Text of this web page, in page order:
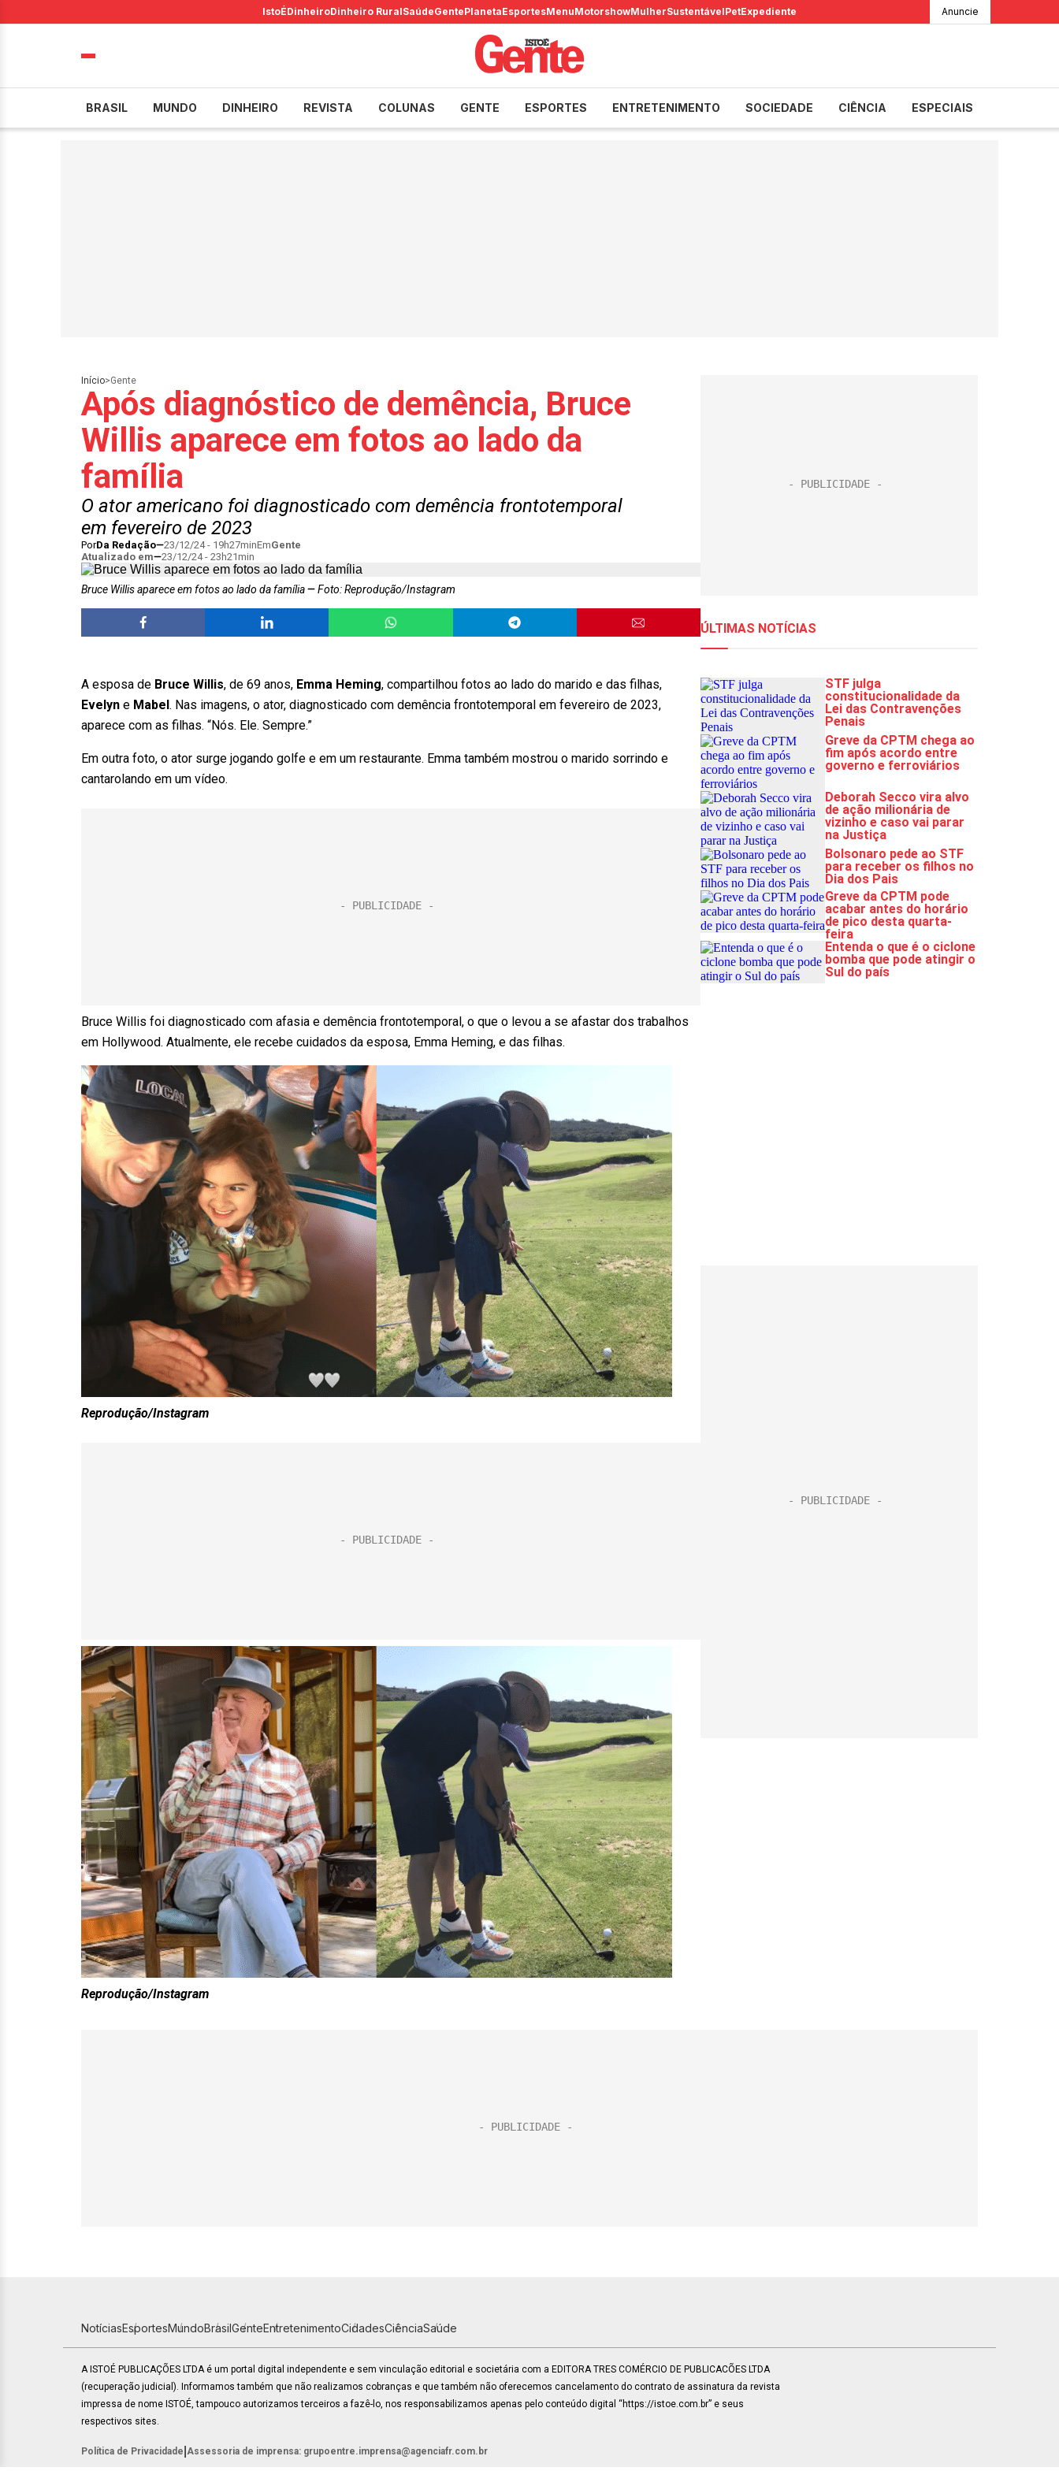
IstoÉDinheiroDinheiro RuralSaúdeGentePlanetaEsportesMenuMotorshowMulherSustentávelPetExpediente Anuncie
BRASIL MUNDO DINHEIRO REVISTA COLUNAS GENTE ESPORTES ENTRETENIMENTO SOCIEDADE CIÊNCIA ESPECIAIS
Início>Gente
Após diagnóstico de demência, Bruce
Willis aparece em fotos ao lado da
família
O ator americano foi diagnosticado com demência frontotemporal
em fevereiro de 2023
PorDa Redação 23/12/24 - 19h27minEmGente
Atualizado em
23/12/24 - 23h21min
Bruce Willis aparece em fotos ao lado da família Foto: Reprodução/Instagram
A esposa de Bruce Willis, de 69 anos, Emma Heming, compartilhou fotos ao lado do marido e das filhas,
Evelyn e Mabel. Nas imagens, o ator, diagnosticado com demência frontotemporal em fevereiro de 2023,
aparece com as filhas. “Nós. Ele. Sempre.”
Em outra foto, o ator surge jogando golfe e em um restaurante. Emma também mostrou o marido sorrindo e
cantarolando em um vídeo.
Bruce Willis foi diagnosticado com afasia e demência frontotemporal, o que o levou a se afastar dos trabalhos
em Hollywood. Atualmente, ele recebe cuidados da esposa, Emma Heming, e das filhas.
Reprodução/Instagram
Reprodução/Instagram
NotíciasEsportesMundoBrasilGenteEntretenimentoCidadesCiênciaSaúde
A ISTOÉ PUBLICAÇÕES LTDA é um portal digital independente e sem vinculação editorial e societária com a EDITORA TRES COMÉRCIO DE PUBLICACÕES LTDA
(recuperação judicial). Informamos também que não realizamos cobranças e que também não oferecemos cancelamento do contrato de assinatura da revista
impressa de nome ISTOÉ, tampouco autorizamos terceiros a fazê-lo, nos responsabilizamos apenas pelo conteúdo digital “https://istoe.com.br” e seus
respectivos sites.
Política de Privacidade Assessoria de imprensa: grupoentre.imprensa@agenciafr.com.br